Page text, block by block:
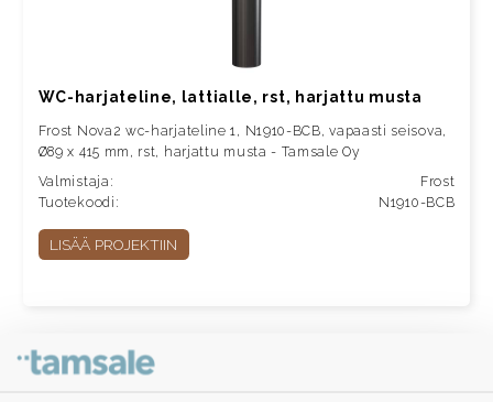
WC-harjateline, lattialle, rst, harjattu musta
Frost Nova2 wc-harjateline 1, N1910-BCB, vapaasti seisova,
Ø89 x 415 mm, rst, harjattu musta - Tamsale Oy
Valmistaja:
Frost
Tuotekoodi:
N1910-BCB
LISÄÄ PROJEKTIIN